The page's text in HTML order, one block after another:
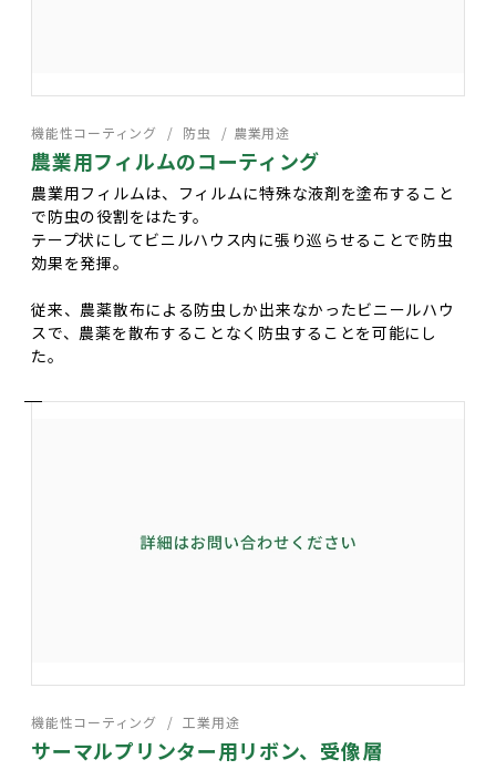
機能性コーティング 防虫 農業用途
農業用フィルムのコーティング
農業用フィルムは、フィルムに特殊な液剤を塗布すること
で防虫の役割をはたす。
テープ状にしてビニルハウス内に張り巡らせることで防虫
効果を発揮。
従来、農薬散布による防虫しか出来なかったビニールハウ
スで、農薬を散布することなく防虫することを可能にし
た。
機能性コーティング 工業用途
サーマルプリンター用リボン、受像層